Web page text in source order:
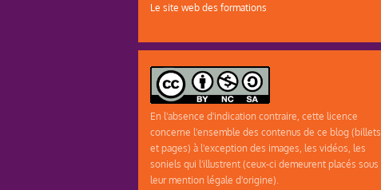
Le site web des formations
En l'absence d'indication contraire, cette licence
concerne l'ensemble des contenus de ce blog (billets
et pages) à l'exception des images, les vidéos, les
soniels qui l'illustrent (ceux-ci demeurent placés sous
leur mention légale d'origine).